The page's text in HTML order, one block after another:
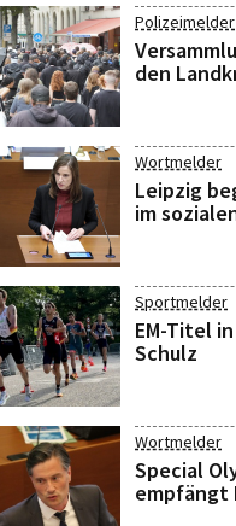
Polizeimelder
den
Wortmelder
Leipzig
im
Sportmelder
EM-Titel
Schulz
Wortmelder
Special
empfängt